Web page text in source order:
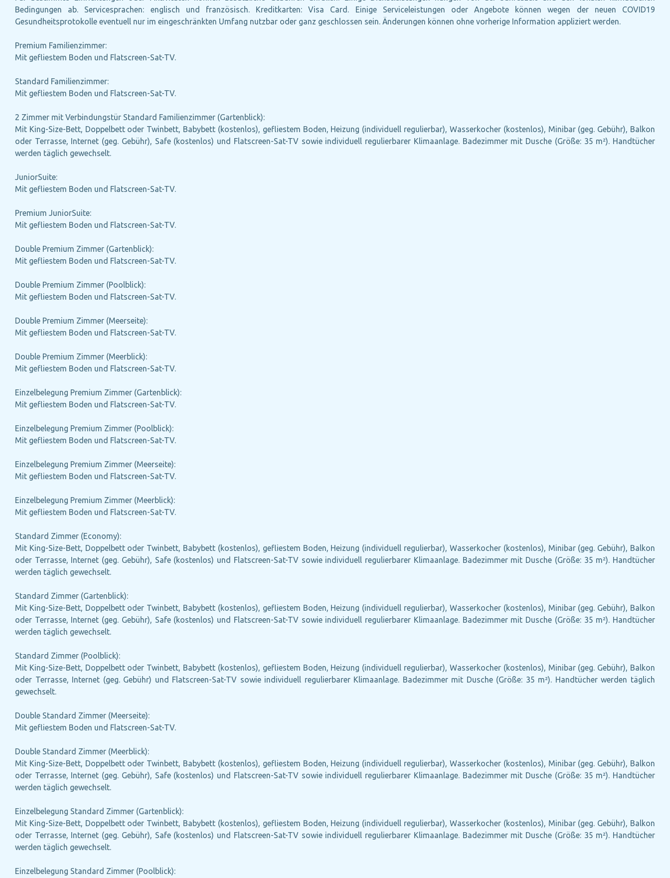
Bedingungen ab. Servicesprachen: englisch und französisch. Kreditkarten: Visa Card. Einige Serviceleistungen oder Angebote können wegen der neuen COVID19
Gesundheitsprotokolle eventuell nur im eingeschränkten Umfang nutzbar oder ganz geschlossen sein. Änderungen können ohne vorherige Information appliziert werden.
Premium Familienzimmer:
Mit gefliestem Boden und Flatscreen-Sat-TV.
Standard Familienzimmer:
Mit gefliestem Boden und Flatscreen-Sat-TV.
2 Zimmer mit Verbindungstür Standard Familienzimmer (Gartenblick):
Mit King-Size-Bett, Doppelbett oder Twinbett, Babybett (kostenlos), gefliestem Boden, Heizung (individuell regulierbar), Wasserkocher (kostenlos), Minibar (geg. Gebühr), Balkon
oder Terrasse, Internet (geg. Gebühr), Safe (kostenlos) und Flatscreen-Sat-TV sowie individuell regulierbarer Klimaanlage. Badezimmer mit Dusche (Größe: 35 m²). Handtücher
werden täglich gewechselt.
JuniorSuite:
Mit gefliestem Boden und Flatscreen-Sat-TV.
Premium JuniorSuite:
Mit gefliestem Boden und Flatscreen-Sat-TV.
Double Premium Zimmer (Gartenblick):
Mit gefliestem Boden und Flatscreen-Sat-TV.
Double Premium Zimmer (Poolblick):
Mit gefliestem Boden und Flatscreen-Sat-TV.
Double Premium Zimmer (Meerseite):
Mit gefliestem Boden und Flatscreen-Sat-TV.
Double Premium Zimmer (Meerblick):
Mit gefliestem Boden und Flatscreen-Sat-TV.
Einzelbelegung Premium Zimmer (Gartenblick):
Mit gefliestem Boden und Flatscreen-Sat-TV.
Einzelbelegung Premium Zimmer (Poolblick):
Mit gefliestem Boden und Flatscreen-Sat-TV.
Einzelbelegung Premium Zimmer (Meerseite):
Mit gefliestem Boden und Flatscreen-Sat-TV.
Einzelbelegung Premium Zimmer (Meerblick):
Mit gefliestem Boden und Flatscreen-Sat-TV.
Standard Zimmer (Economy):
Mit King-Size-Bett, Doppelbett oder Twinbett, Babybett (kostenlos), gefliestem Boden, Heizung (individuell regulierbar), Wasserkocher (kostenlos), Minibar (geg. Gebühr), Balkon
oder Terrasse, Internet (geg. Gebühr), Safe (kostenlos) und Flatscreen-Sat-TV sowie individuell regulierbarer Klimaanlage. Badezimmer mit Dusche (Größe: 35 m²). Handtücher
werden täglich gewechselt.
Standard Zimmer (Gartenblick):
Mit King-Size-Bett, Doppelbett oder Twinbett, Babybett (kostenlos), gefliestem Boden, Heizung (individuell regulierbar), Wasserkocher (kostenlos), Minibar (geg. Gebühr), Balkon
oder Terrasse, Internet (geg. Gebühr), Safe (kostenlos) und Flatscreen-Sat-TV sowie individuell regulierbarer Klimaanlage. Badezimmer mit Dusche (Größe: 35 m²). Handtücher
werden täglich gewechselt.
Standard Zimmer (Poolblick):
Mit King-Size-Bett, Doppelbett oder Twinbett, Babybett (kostenlos), gefliestem Boden, Heizung (individuell regulierbar), Wasserkocher (kostenlos), Minibar (geg. Gebühr), Balkon
oder Terrasse, Internet (geg. Gebühr) und Flatscreen-Sat-TV sowie individuell regulierbarer Klimaanlage. Badezimmer mit Dusche (Größe: 35 m²). Handtücher werden täglich
gewechselt.
Double Standard Zimmer (Meerseite):
Mit gefliestem Boden und Flatscreen-Sat-TV.
Double Standard Zimmer (Meerblick):
Mit King-Size-Bett, Doppelbett oder Twinbett, Babybett (kostenlos), gefliestem Boden, Heizung (individuell regulierbar), Wasserkocher (kostenlos), Minibar (geg. Gebühr), Balkon
oder Terrasse, Internet (geg. Gebühr), Safe (kostenlos) und Flatscreen-Sat-TV sowie individuell regulierbarer Klimaanlage. Badezimmer mit Dusche (Größe: 35 m²). Handtücher
werden täglich gewechselt.
Einzelbelegung Standard Zimmer (Gartenblick):
Mit King-Size-Bett, Doppelbett oder Twinbett, Babybett (kostenlos), gefliestem Boden, Heizung (individuell regulierbar), Wasserkocher (kostenlos), Minibar (geg. Gebühr), Balkon
oder Terrasse, Internet (geg. Gebühr), Safe (kostenlos) und Flatscreen-Sat-TV sowie individuell regulierbarer Klimaanlage. Badezimmer mit Dusche (Größe: 35 m²). Handtücher
werden täglich gewechselt.
Einzelbelegung Standard Zimmer (Poolblick):